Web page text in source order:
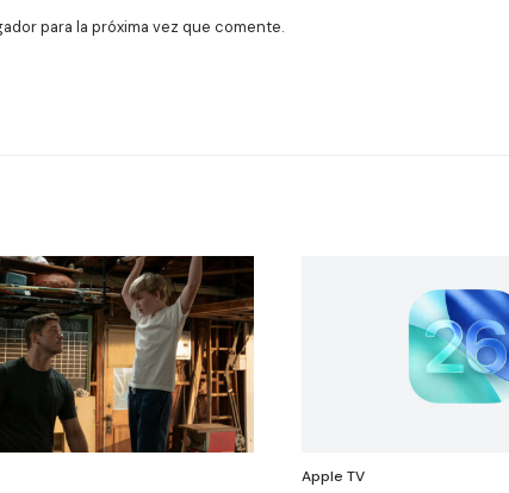
para la próxima vez que comente.
Apple TV